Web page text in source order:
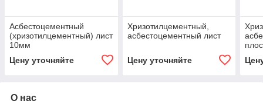
Асбестоцементный
(хризотилцементный) лист
10мм
Цену уточняйте
Хризотилцементный,
асбестоцементный лист
Цену уточняйте
О нас